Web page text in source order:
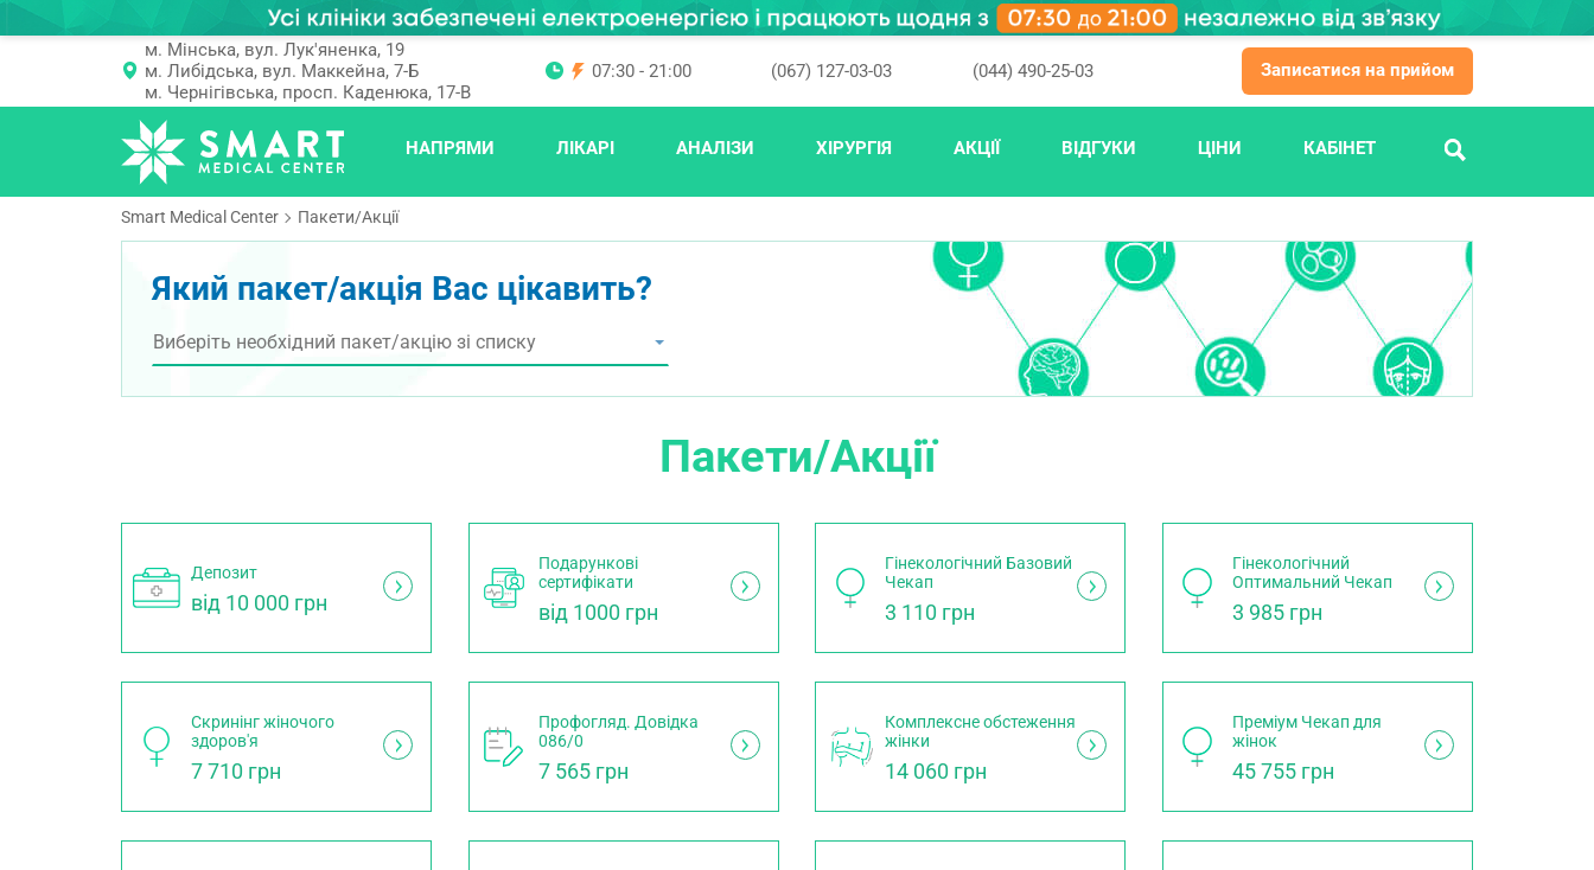
ПОШУК
м. Мінська, вул. Лук'яненка, 19
м. Либідська, вул. Маккейна, 7-Б
м. Чернігівська, просп. Каденюка, 17-В
07:30 - 21:00 (067) 127-03-03 (044) 490-25-03 Записатися на прийом
НАПРЯМИ ЛІКАРІ АНАЛІЗИ ХІРУРГІЯ АКЦІЇ ВІДГУКИ ЦІНИ КАБІНЕТ
Smart Medical Center Пакети/Акції
Який пакет/акція Вас цікавить?
Пакети/Акції
Депозит
від 10 000 грн
Подарункові
сертифікати
від 1000 грн
Гінекологічний Базовий
Чекап
3 110 грн
Гінекологічний
Оптимальний Чекап
3 985 грн
Скринінг жіночого
здоров'я
7 710 грн
Профогляд. Довідка
086/0
7 565 грн
Комплексне обстеження
жінки
14 060 грн
Преміум Чекап для
жінок
45 755 грн